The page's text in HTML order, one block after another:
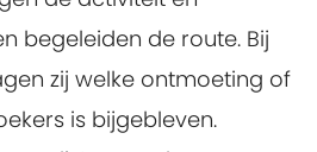
begeleiden de route. Bij
zij welke ontmoeting of
is bijgebleven.